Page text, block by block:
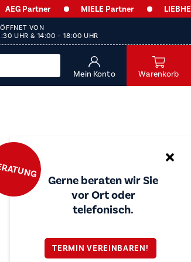
Partner MIELE Partner
VON
UHR & 14:00 – 18:00 UHR
Mein Konto Warenkorb
Gerne beraten wir Sie
vor Ort oder
telefonisch.
TERMIN VEREINBAREN!